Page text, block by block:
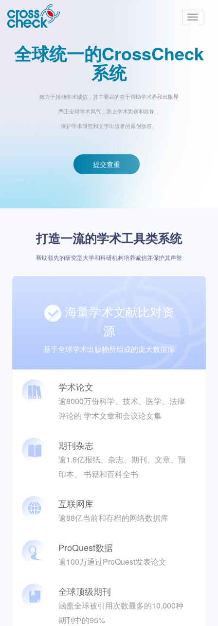
Toggle
全球统一的CrossCheck
系统
致力于推动学术诚信，其主要目的在于帮助学术界和出版界
严正全球学术风气，防止学术剽窃和欺诈，
保护学术研究和文字出版者的原创版权。
提交查重
打造一流的学术工具类系统
帮助领先的研究型大学和科研机构培养诚信并保护其声誉
海量学术文献比对资
源
基于全球学术出版物所组成的庞大数据库
学术论文
逾8000万份科学、技术、医学、法律
评论的 学术文章和会议论文集
期刊杂志
逾1.6亿报纸、杂志、期刊、文章、预
印本、 书籍和百科全书
互联网库
逾88亿当前和存档的网络数据库
ProQuest数据
逾100万通过ProQuest发表论文
全球顶级期刊
涵盖全球被引用次数最多的10,000种
期刊中的95%